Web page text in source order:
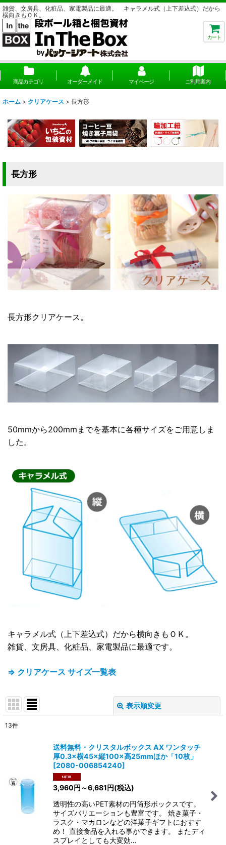
雑貨、文房具、化粧品、家電製品に最適。 キャラメル式（上下差込式）だから
横向きもＯＫ。
カート
商品カテゴリ オーダーメイド マイページ ご利用案内
ホーム > クリアケース > 長方形
長方形
長方形クリアケース。
50mmから200mmまでを基本に各種サイズをご用意しま
した。
キャラメル式（上下差込式）だから横向きもＯＫ。
雑貨、文房具、化粧品、家電製品に最適です。
⇒ クリアケース サイズ一覧表
表示順変更
並び順:
絞り込む
13件
送料無料・クリスタルボックス AX ワンタッチ
厚0.3×横45×縦100×高25mmほか「10枚」
[2080-006854240]
3,960円 ～6,681円(税込)
透明性の高いPET素材の円筒形ボックスです。
サイズバリエーションも豊富です。 焼き菓子・
ラスク・マカロンなどの洋菓子ギフトにおすす
め！ 直接食品を入れる事ができます。 またディ
スプレイとしても大変効…